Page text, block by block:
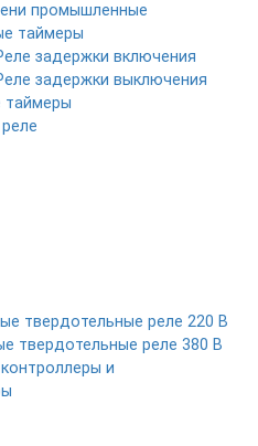
промышленные
таймеры
задержки включения
задержки выключения
таймеры
твердотельные реле 220 В
твердотельные реле 380 В
и